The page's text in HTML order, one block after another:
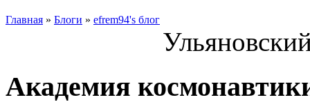
Главная » Блоги » efrem94's блог
Академия